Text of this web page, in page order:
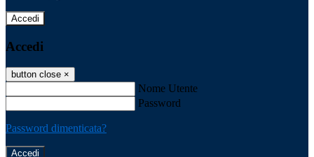
Accedi
Accedi
button close ×
Nome Utente
Password
Password dimenticata?